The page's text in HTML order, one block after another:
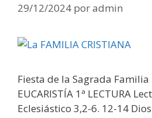
29/12/2024 poradmin
Fiesta de la Sagrada Familia
EUCARISTÍA 1ª LECTURA
Eclesiástico 3,2-6. 12-14